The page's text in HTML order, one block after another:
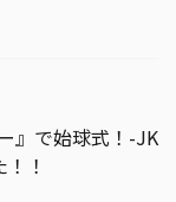
』で始球式！-JK
！